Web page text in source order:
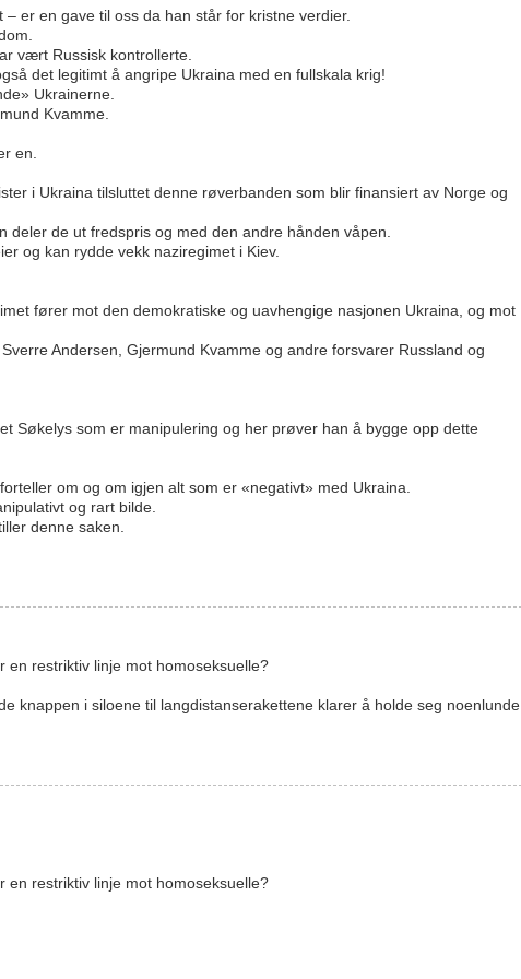
er en gave til oss da han står for kristne verdier.
vært Russisk kontrollerte.
det legitimt å angripe Ukraina med en fullskala krig!
Ukrainerne.
Kvamme.
en.
i Ukraina tilsluttet denne røverbanden som blir finansiert av Norge og
de ut fredspris og med den andre hånden våpen.
og kan rydde vekk naziregimet i Kiev.
fører mot den demokratiske og uavhengige nasjonen Ukraina, og mot
Andersen, Gjermund Kvamme og andre forsvarer Russland og
Søkelys som er manipulering og her prøver han å bygge opp dette
om og om igjen alt som er «negativt» med Ukraina.
og rart bilde.
denne saken.
en restriktiv linje mot homoseksuelle?
knappen i siloene til langdistanserakettene klarer å holde seg noenlunde
en restriktiv linje mot homoseksuelle?